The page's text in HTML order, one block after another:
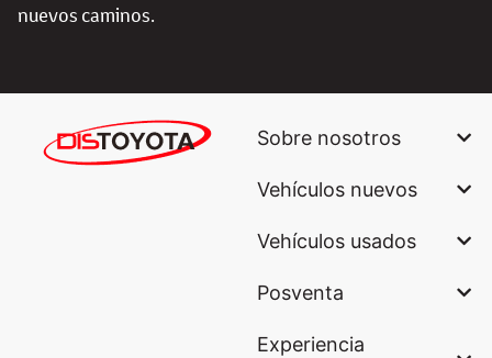
nuevos caminos.
Sobre nosotros
Vehículos nuevos
Vehículos usados
Posventa
Experiencia